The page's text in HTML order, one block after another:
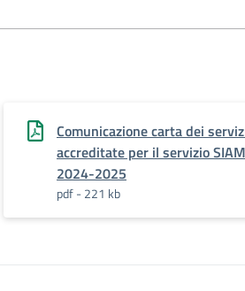
Comunicazione carta dei
accreditate per il servizio
2024-2025
pdf - 221 kb